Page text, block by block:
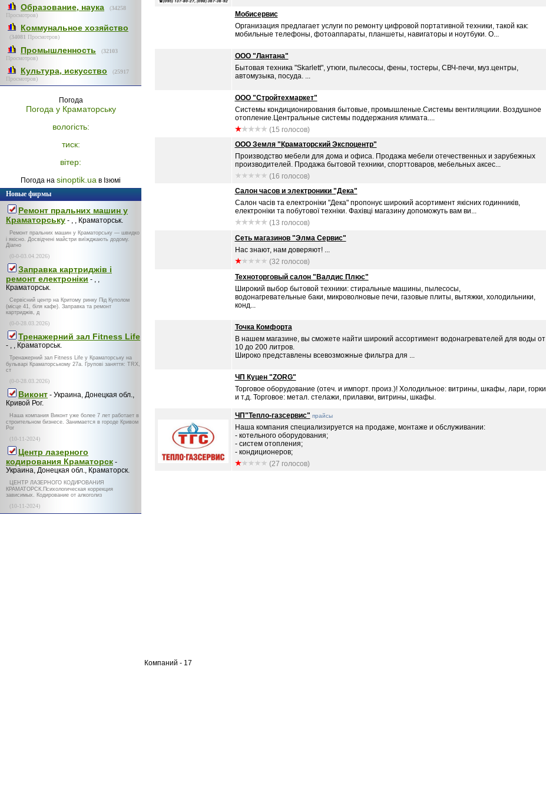
Образование, наука (34258
Просмотров)
Коммунальное хозяйство
(34081 Просмотров)
Промышленность (32103
Просмотров)
Культура, искусство (25917
Просмотров)
Погода
Погода у Краматорську
вологість:
тиск:
вітер:
Погода на sinoptik.ua в Ізюмі
Новые фирмы
Ремонт пральних машин у
Краматорську - , , Краматорськ.
Ремонт пральних машин у Краматорську — швидко
і якісно. Досвідчені майстри виїжджають додому.
Діагно
(0-0-03.04.2026)
Заправка картриджів і
ремонт електроніки - , ,
Краматорськ.
Сервісний центр на Критому ринку Під Куполом
(місце 41, біля кафе). Заправка та ремонт
картриджів, д
(0-0-28.03.2026)
Тренажерний зал Fitness Life
- , , Краматорськ.
Тренажерний зал Fitness Life у Краматорську на
бульварі Краматорському 27а. Групові заняття: TRX,
ст
(0-0-28.03.2026)
Виконт - Украина, Донецкая обл.,
Кривой Рог.
Наша компания Виконт уже более 7 лет работает в
строительном бизнесе. Занимается в городе Кривом
Рог
(10-11-2024)
Центр лазерного
кодирования Краматорск -
Украина, Донецкая обл., Краматорск.
ЦЕНТР ЛАЗЕРНОГО КОДИРОВАНИЯ
КРАМАТОРСК.Психологическая коррекция
зависимых. Кодирование от алкоголиз
(10-11-2024)
Мобисервис
Организация предлагает услуги по ремонту цифровой портативной техники, такой как:
мобильные телефоны, фотоаппараты, планшеты, навигаторы и ноутбуки. О...
ООО "Лантана"
Бытовая техника "Skarlett", утюги, пылесосы, фены, тостеры, СВЧ-печи, муз.центры,
автомузыка, посуда. ...
ООО "Стройтехмаркет"
Системы кондиционирования бытовые, промышленые.Системы вентиляциии. Воздушное
отопление.Центральные системы поддержания климата....
(15 голосов)
ООО Земля "Краматорский Экспоцентр"
Производство мебели для дома и офиса. Продажа мебели отечественных и зарубежных
производителей. Продажа бытовой техники, спорттоваров, мебельных аксес...
(16 голосов)
Салон часов и электроники "Дека"
Салон часів та електроніки "Дека" пропонує широкий асортимент якісних годинників,
електроніки та побутової техніки. Фахівці магазину допоможуть вам ви...
(13 голосов)
Сеть магазинов "Элма Сервис"
Нас знают, нам доверяют! ...
(32 голосов)
Техноторговый салон "Валдис Плюс"
Широкий выбор бытовой техники: стиральные машины, пылесосы,
водонагревательные баки, микроволновые печи, газовые плиты, вытяжки, холодильники,
конд...
Точка Комфорта
В нашем магазине, вы сможете найти широкий ассортимент водонагревателей для воды от
10 до 200 литров.
Широко представлены всевозможные фильтра для ...
ЧП Куцен "ZORG"
Торговое оборудование (отеч. и импорт. произ.)! Холодильное: витрины, шкафы, лари, горки
и т.д. Торговое: метал. стелажи, прилавки, витрины, шкафы.
ЧП"Тепло-газсервис" прайсы
Наша компания специализируется на продаже, монтаже и обслуживании:
- котельного оборудования;
- систем отопления;
- кондиционеров;
(27 голосов)
Компаний - 17